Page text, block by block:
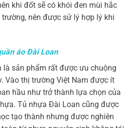
khi đốt sẽ có khói đen mùi hắc
nên được sử lý hợp lý khi
áo Đài Loan
sản phẩm rất được ưu chuộng
Vào thị trường Việt Nam được ít
hầu như trở thành lựa chọn của
Tủ nhựa Đài Loan cũng được
tạo thành nhưng được nghiên